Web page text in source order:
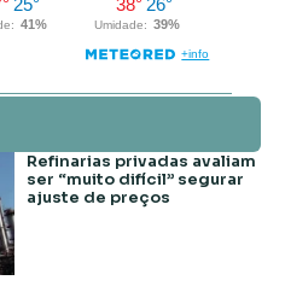
Refinarias privadas avaliam
ser “muito difícil” segurar
ajuste de preços